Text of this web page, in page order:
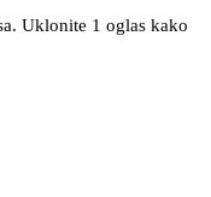
Uklonite 1 oglas kako